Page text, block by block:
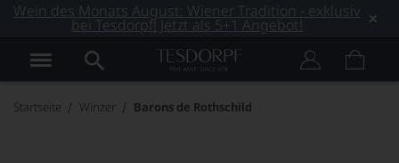
Wein des Monats August: Wiener Tradition - exklusiv
bei Tesdorpf! Jetzt als 5+1 Angebot!
Startseite Winzer Barons de Rothschild